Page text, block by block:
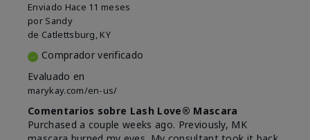
Enviado Hace 11 meses
por Sandy
de Catlettsburg, KY
Comprador verificado
Evaluado en
marykay.com/en-us/
Comentarios sobre Lash Love® Mascara
Purchased a couple weeks ago. Previously, MK